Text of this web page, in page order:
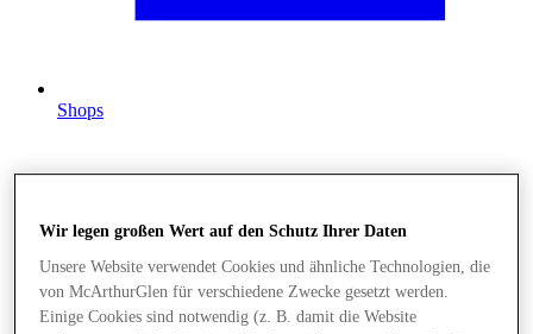
Shops
Wir legen großen Wert auf den Schutz Ihrer Daten
Unsere Website verwendet Cookies und ähnliche Technologien, die
von McArthurGlen für verschiedene Zwecke gesetzt werden.
Einige Cookies sind notwendig (z. B. damit die Website